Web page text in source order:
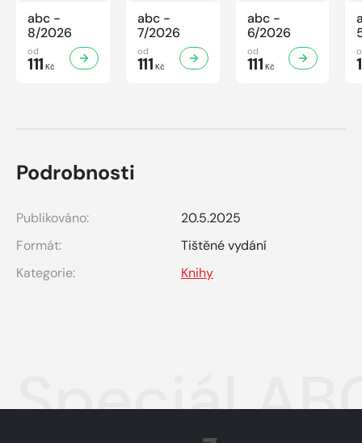
abc -
8/2026
od
111 Kč
abc -
7/2026
od
111 Kč
abc -
6/2026
od
111 Kč
Podrobnosti
Publikováno:
20.5.2025
Formát:
Tištěné vydání
Kategorie:
Knihy
Speciál